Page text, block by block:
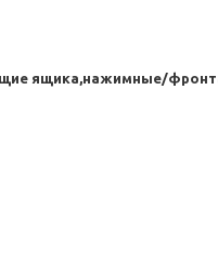
ящика,нажимные/